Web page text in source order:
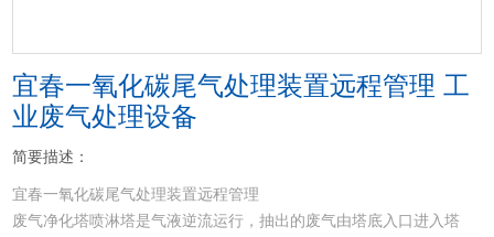
宜春一氧化碳尾气处理装置远程管理 工
业废气处理设备
简要描述：
宜春一氧化碳尾气处理装置远程管理
废气净化塔喷淋塔是气液逆流运行，抽出的废气由塔底入口进入塔